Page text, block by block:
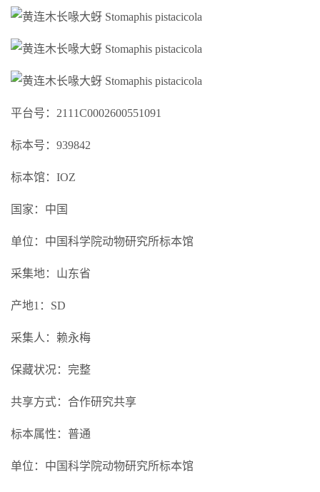
平台号：2111C0002600551091
标本号：939842
标本馆：IOZ
国家：中国
单位：中国科学院动物研究所标本馆
采集地：山东省
产地1：SD
采集人：赖永梅
保藏状况：完整
共享方式：合作研究共享
标本属性：普通
单位：中国科学院动物研究所标本馆